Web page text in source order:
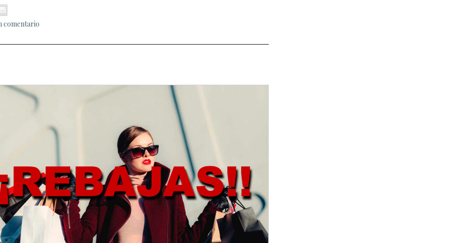
comentario